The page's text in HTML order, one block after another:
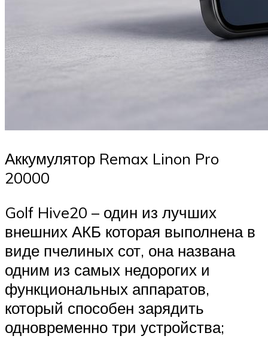
Аккумулятор Remax Linon Pro
20000
Golf Hive20 – один из лучших
внешних АКБ которая выполнена в
виде пчелиных сот, она названа
одним из самых недорогих и
функциональных аппаратов,
который способен зарядить
одновременно три устройства;